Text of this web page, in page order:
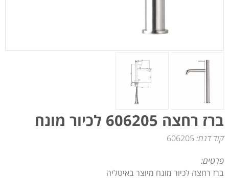
ברז רחצה 606205 לכיור מונח
קוד דגם: 606205
פרטים:
ברז רחצה לכיור מונח מיוצר באיטליה